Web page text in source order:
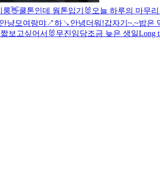
룽👋쿨톤인데 웜톤입기 🐰오늘 하루의 마무
안냥모여랑먀↗️하↘️ 안녕더워!갑자기~.~밥은
짧보고싶어서🐰 무진임당조금 늦은 생일Long